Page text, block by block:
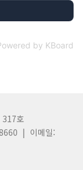
by KBoard
317호
| 이메일: